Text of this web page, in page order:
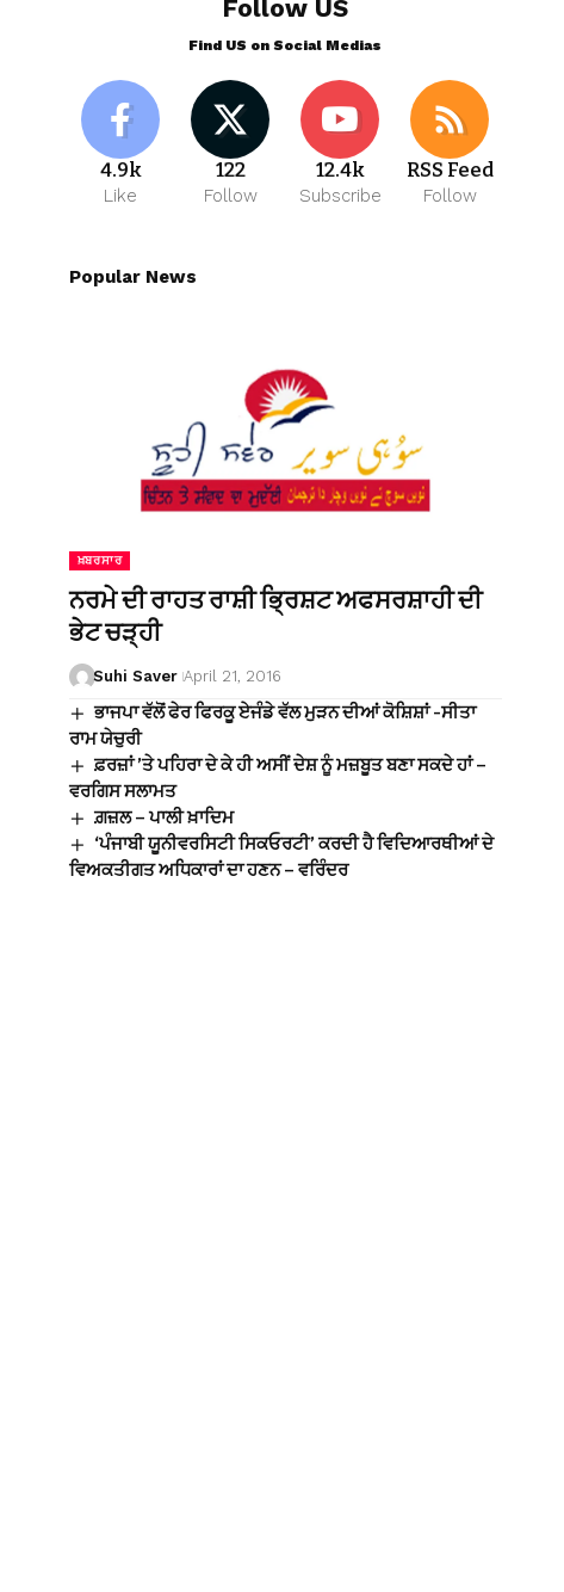
Follow US
Find US on Social Medias
4.9k
Like
122
Follow
12.4k
Subscribe
RSS Feed
Follow
Popular News
ਖ਼ਬਰਸਾਰ
ਨਰਮੇ ਦੀ ਰਾਹਤ ਰਾਸ਼ੀ ਭ੍ਰਿਸ਼ਟ ਅਫਸਰਸ਼ਾਹੀ ਦੀ
ਭੇਟ ਚੜ੍ਹੀ
Suhi Saver April 21, 2016
ਭਾਜਪਾ ਵੱਲੋਂ ਫੇਰ ਫਿਰਕੂ ਏਜੰਡੇ ਵੱਲ ਮੁੜਨ ਦੀਆਂ ਕੋਸ਼ਿਸ਼ਾਂ -ਸੀਤਾ
ਰਾਮ ਯੇਚੁਰੀ
ਫ਼ਰਜ਼ਾਂ ’ਤੇ ਪਹਿਰਾ ਦੇ ਕੇ ਹੀ ਅਸੀਂ ਦੇਸ਼ ਨੂੰ ਮਜ਼ਬੂਤ ਬਣਾ ਸਕਦੇ ਹਾਂ –
ਵਰਗਿਸ ਸਲਾਮਤ
ਗ਼ਜ਼ਲ – ਪਾਲੀ ਖ਼ਾਦਿਮ
‘ਪੰਜਾਬੀ ਯੂਨੀਵਰਸਿਟੀ ਸਿਕਓਰਟੀ’ ਕਰਦੀ ਹੈ ਵਿਦਿਆਰਥੀਆਂ ਦੇ
ਵਿਅਕਤੀਗਤ ਅਧਿਕਾਰਾਂ ਦਾ ਹਣਨ – ਵਰਿੰਦਰ